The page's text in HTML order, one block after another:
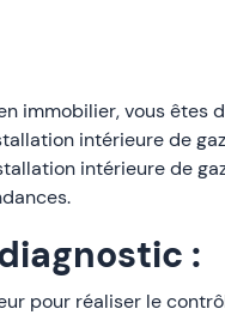
immobilier, vous êtes
intérieure de
intérieure de
:
pour réaliser le